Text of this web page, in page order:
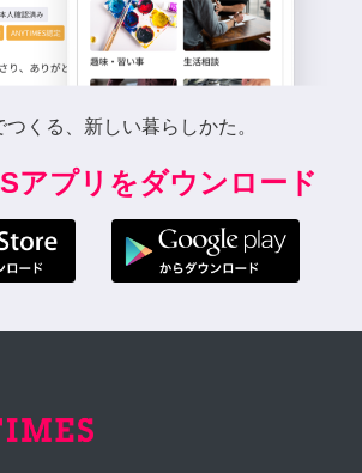
つくる、新しい暮らしかた。
アプリをダウンロード